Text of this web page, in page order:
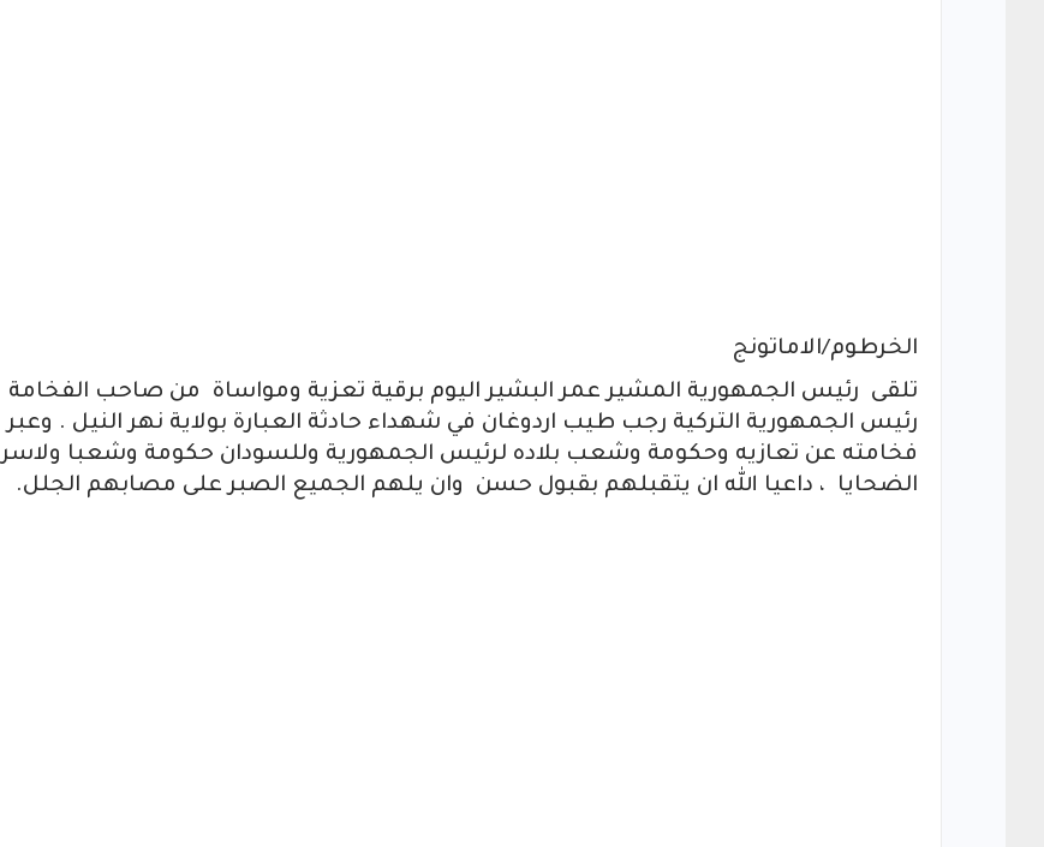
الخرطوم/الاماتونج
تلقى رئيس الجمهورية المشير عمر البشير اليوم برقية تعزية ومواساة من صاحب الفخامة
رئيس الجمهورية التركية رجب طيب اردوغان في شهداء حادثة العبارة بولاية نهر النيل . وعبر
فخامته عن تعازيه وحكومة وشعب بلاده لرئيس الجمهورية وللسودان حكومة وشعبا ولاسر
الضحايا ، داعيا الله ان يتقبلهم بقبول حسن وان يلهم الجميع الصبر على مصابهم الجلل.